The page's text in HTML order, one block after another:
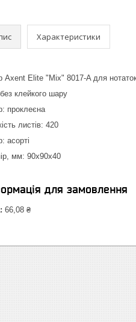
Характеристики
Axent Elite "Mix" 8017-A для
клейкого шару
проклеєна
листів: 420
асорті
мм: 90x90x40
для замовлення
66,08 ₴